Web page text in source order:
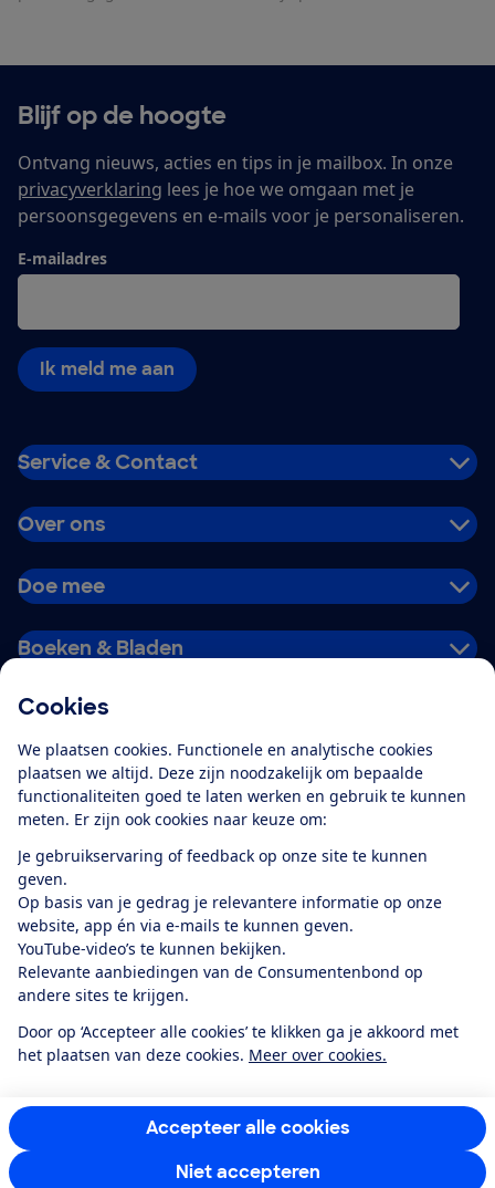
Cookies
We plaatsen cookies. Functionele en analytische cookies
plaatsen we altijd. Deze zijn noodzakelijk om bepaalde
functionaliteiten goed te laten werken en gebruik te kunnen
meten. Er zijn ook cookies naar keuze om:
Je gebruikservaring of feedback op onze site te kunnen
geven.
Op basis van je gedrag je relevantere informatie op onze
website, app én via e-mails te kunnen geven.
YouTube-video’s te kunnen bekijken.
Relevante aanbiedingen van de Consumentenbond op
andere sites te krijgen.
Door op ‘Accepteer alle cookies’ te klikken ga je akkoord met
het plaatsen van deze cookies. Meer over cookies.
Accepteer alle cookies
Niet accepteren
Blijf op de hoogte
Ontvang nieuws, acties en tips in je mailbox. In onze
privacyverklaring lees je hoe we omgaan met je
persoonsgegevens en e-mails voor je personaliseren.
E-mailadres
Ik meld me aan
Service & Contact
Over ons
Doe mee
Boeken & Bladen
Alles over de
app
Algemene Voorwaarden
Privacyverklaring
Cookiebeleid
Privacyvoorkeuren
Toegankelijkheid
RSS-feed nieuws
FacebookTwitterInstagram
YoutubeLinkedIn
12.901consumentenbeoordelen de Consumentenbondmet gemiddeld